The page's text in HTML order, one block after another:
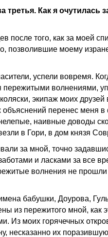
третья. Как я очутилась
после того, как за моей
позволившие моему
успели вовремя.
пережитыми волнениями,
экипаж моих друзей
объяснений перенес меня в
наивные доводы
в Гори, в дом князя
за мной, точно
и ласками за все
волнения не
бабушки, Доурова,
из пережитого мной, как
Из моих горячечных
несказанно их